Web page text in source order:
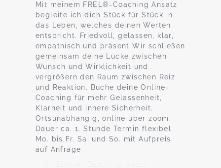
Mit meinem FREL®-Coaching Ansatz
begleite ich dich Stück für Stück in
das Leben, welches deinen Werten
entspricht. Friedvoll, gelassen, klar,
empathisch und präsent Wir schließen
gemeinsam deine Lücke zwischen
Wunsch und Wirklichkeit und
vergrößern den Raum zwischen Reiz
und Reaktion. Buche deine Online-
Coaching für mehr Gelassenheit,
Klarheit und innere Sicherheit.
Ortsunabhängig, online über zoom.
Dauer ca. 1. Stunde Termin flexibel
Mo. bis Fr. Sa. und So. mit Aufpreis
auf Anfrage
Stohler Damm 15, 24214